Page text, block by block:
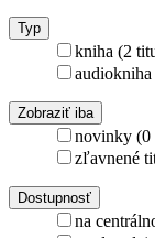
Typ
kniha (2
Zobraziť iba
novinky (0
zľavnené
Dostupnosť
na